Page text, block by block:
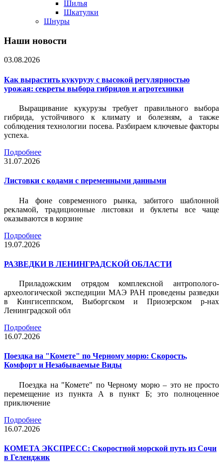
Шилья
Шкатулки
Шнуры
Наши новости
03.08.2026
Как вырастить кукурузу с высокой регулярностью
урожая: секреты выбора гибридов и агротехники
Выращивание кукурузы требует правильного выбора
гибрида, устойчивого к климату и болезням, а также
соблюдения технологии посева. Разбираем ключевые факторы
успеха.
Подробнее
31.07.2026
Листовки c кодами с переменными данными
На фоне современного рынка, забитого шаблонной
рекламой, традиционные листовки и буклеты все чаще
оказываются в корзине
Подробнее
19.07.2026
РАЗВЕДКИ В ЛЕНИНГРАДСКОЙ ОБЛАСТИ
Приладожским отрядом комплексной антрополого-
археологической экспедиции МАЭ РАН проведены разведки
в Кингисеппском, Выборгском и Приозерском р-нах
Ленинградской обл
Подробнее
16.07.2026
Поездка на "Комете" по Черному морю: Скорость,
Комфорт и Незабываемые Виды
Поездка на "Комете" по Черному морю – это не просто
перемещение из пункта А в пункт Б; это полноценное
приключение
Подробнее
16.07.2026
КОМЕТА ЭКСПРЕСС: Скоростной морской путь из Сочи
в Геленджик